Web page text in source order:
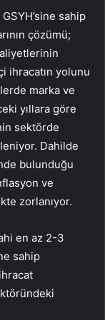
sahip
çözümü;
ihracatın yolunu
marka ve
yıllara göre
sektörde
Dahilde
bulunduğu
ve
zorlanıyor.
en az 2-3
sahip